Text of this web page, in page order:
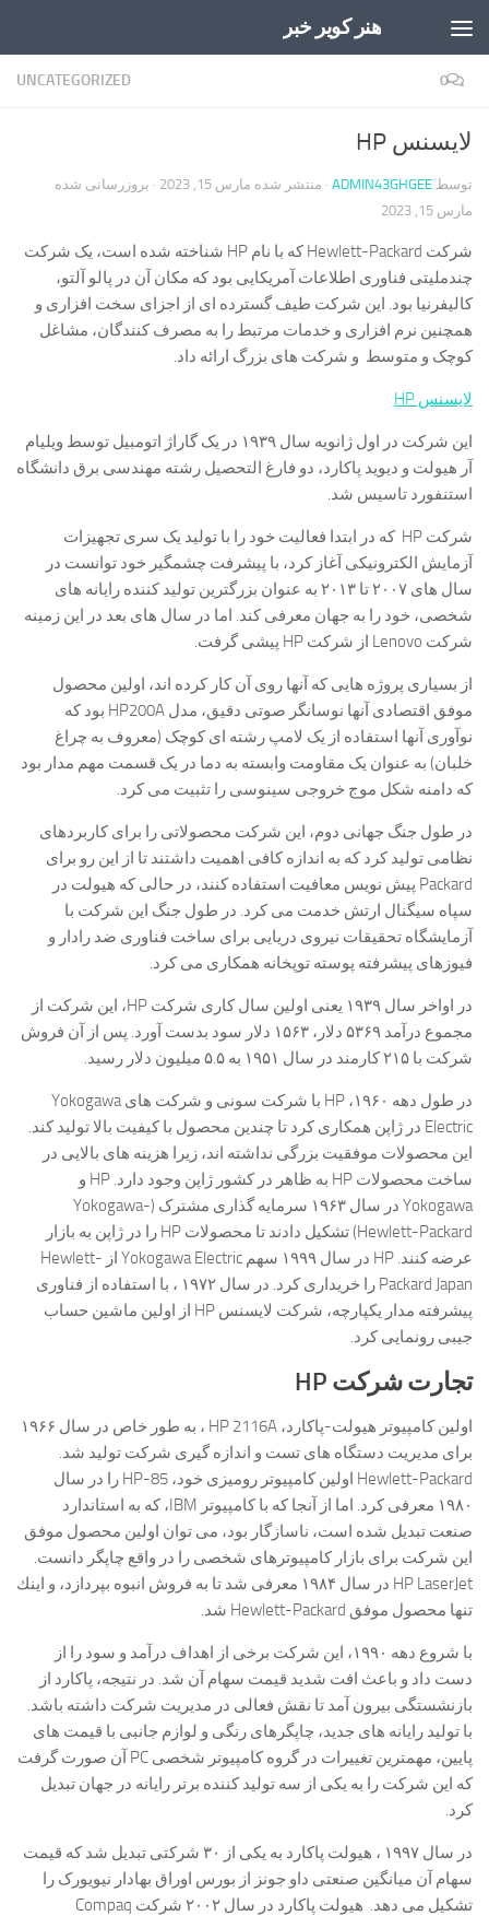
هنر کویر خبر
UNCATEGORIZED 0
لایسنس HP
توسط ADMIN43GHGEE · منتشر شده مارس 15, 2023
· بروزرسانی شده
مارس 15, 2023
شرکت Hewlett-Packard که با نام HP شناخته شده است، یک شرکت
چندملیتی فناوری اطلاعات آمریکایی بود که مکان آن در پالو آلتو،
کالیفرنیا بود. این شرکت طیف گسترده ای از اجزای سخت افزاری و
همچنین نرم افزاری و خدمات مرتبط را به مصرف کنندگان، مشاغل
کوچک و متوسط و شرکت های بزرگ ارائه داد.
لایسنس HP
این شرکت در اول ژانویه سال ۱۹۳۹ در یک گاراژ اتومبیل توسط ویلیام
آر هیولت و دیوید پاكارد، دو فارغ التحصیل رشته مهندسی برق دانشگاه
استنفورد تاسیس شد.
شرکت HP که در ابتدا فعالیت خود را با تولید یک سری تجهیزات
آزمایش الکترونیکی آغاز کرد، با پیشرفت چشمگیر خود توانست در
سال های ۲۰۰۷ تا ۲۰۱۳ به عنوان بزرگترین تولید کننده رایانه های
شخصی، خود را به جهان معرفی کند. اما در سال های بعد در این زمینه
شرکت Lenovo از شرکت HP پیشی گرفت.
از بسیاری پروژه هایی که آنها روی آن کار کرده اند، اولین محصول
موفق اقتصادی آنها نوسانگر صوتی دقیق، مدل HP200A بود که
نوآوری آنها استفاده از یک لامپ رشته ای کوچک (معروف به چراغ
خلبان) به عنوان یک مقاومت وابسته به دما در یک قسمت مهم مدار بود
که دامنه شکل موج خروجی سینوسی را تثبیت می کرد.
در طول جنگ جهانی دوم، این شرکت محصولاتی را برای كاربردهای
نظامی تولید كرد كه به اندازه كافی اهمیت داشتند تا از این رو برای
Packard پیش نویس معافیت استفاده كنند، در حالی كه هیولت در
سپاه سیگنال ارتش خدمت می كرد. در طول جنگ این شرکت با
آزمایشگاه تحقیقات نیروی دریایی برای ساخت فناوری ضد رادار و
فیوزهای پیشرفته پوسته توپخانه همکاری می کرد.
در اواخر سال ۱۹۳۹ یعنی اولین سال کاری شرکت HP، این شرکت از
مجموع درآمد ۵۳۶۹ دلار، ۱۵۶۳ دلار سود بدست آورد. پس از آن فروش
شرکت با ۲۱۵ کارمند در سال ۱۹۵۱ به ۵.۵ میلیون دلار رسید.
در طول دهه ۱۹۶۰، HP با شرکت سونی و شرکت های Yokogawa
Electric در ژاپن همکاری کرد تا چندین محصول با کیفیت بالا تولید کند.
این محصولات موفقیت بزرگی نداشته اند، زیرا هزینه های بالایی در
ساخت محصولات HP به ظاهر در کشور ژاپن وجود دارد. HP و
Yokogawa در سال ۱۹۶۳ سرمایه گذاری مشترک (Yokogawa-
Hewlett-Packard) تشکیل دادند تا محصولات HP را در ژاپن به بازار
عرضه كنند. HP در سال ۱۹۹۹ سهم Yokogawa Electric از Hewlett-
Packard Japan را خریداری کرد. در سال ۱۹۷۲ ، با استفاده از فناوری
پیشرفته مدار یکپارچه، شرکت لایسنس HP از اولین ماشین حساب
جیبی رونمایی کرد.
تجارتشرکت HP
اولین کامپیوتر هیولت-پاکارد، HP 2116A ، به طور خاص در سال ۱۹۶۶
برای مدیریت دستگاه های تست و اندازه گیری شرکت تولید شد.
Hewlett-Packard اولین کامپیوتر رومیزی خود، HP-85 را در سال
۱۹۸۰ معرفی کرد. اما از آنجا که با کامپیوتر IBM، که به استاندارد
صنعت تبدیل شده است، ناسازگار بود،‌ می توان اولین محصول موفق
این شرکت برای بازار کامپیوترهای شخصی را در واقع چاپگر دانست.
HP LaserJet در سال ۱۹۸۴ معرفی شد تا به فروش انبوه بپردازد، و اینك
تنها محصول موفق Hewlett-Packard شد.
با شروع دهه ۱۹۹۰، این شرکت برخی از اهداف درآمد و سود را از
دست داد و باعث افت شدید قیمت سهام آن شد. در نتیجه، پاكارد از
بازنشستگی بیرون آمد تا نقش فعالی در مدیریت شرکت داشته باشد.
با تولید رایانه های جدید، چاپگرهای رنگی و لوازم جانبی با قیمت های
پایین، مهمترین تغییرات در گروه کامپیوتر شخصی PC آن صورت گرفت
که این شرکت را به یکی از سه تولید کننده برتر رایانه در جهان تبدیل
کرد.
در سال ۱۹۹۷ ، هیولت پاکارد به یکی از ۳۰ شرکتی تبدیل شد که قیمت
سهام آن میانگین صنعتی داو جونز از بورس اوراق بهادار نیویورک را
تشکیل می دهد. هیولت پاکارد در سال ۲۰۰۲ شرکت Compaq